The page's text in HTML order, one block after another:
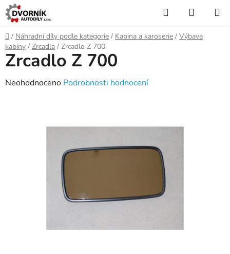
Přejít
na
obsah
Hledat
KOŠÍK
Domů
/ Náhradní díly podle kategorie / Kabina a karoserie / Výbava
kabiny / Zrcadla / Zrcadlo Z 700
Zrcadlo Z 700
Průměrné
Neohodnoceno Podrobnosti hodnocení